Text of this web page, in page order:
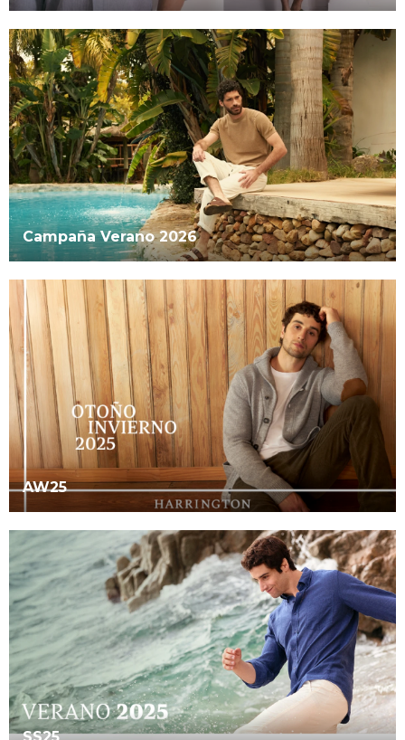
Campaña Verano 2026
AW25